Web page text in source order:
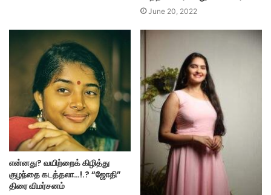
June 20, 2022
என்னது? வயிற்றைக் கிழித்து
குழந்தை கடத்தலா…!.? “ஜோதி”
திரை விமர்சனம்